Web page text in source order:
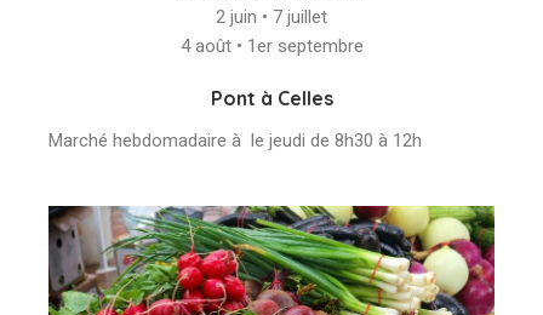
2 juin • 7 juillet
4 août • 1er septembre
Pont à Celles
Marché hebdomadaire à le jeudi de 8h30 à 12h